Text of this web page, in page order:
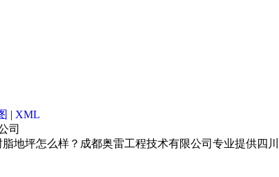
| XML
司
地坪怎么样？成都奥雷工程技术有限公司专业提供四